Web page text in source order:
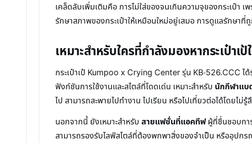
เคล็ดลับเพิ่มเติมคือ การไม่ใส่ของจนเกินความจุของกระเป๋า
รักษาสภาพของกระเป๋าให้เหมือนใหม่อยู่เสมอ การดูแลรักษา
เหมาะสำหรับใครที่กำลังมองหากระเป๋าเป้
กระเป๋าเป้ Kumpoo x Crying Center รุ่น KB-526.CCC
ฟังก์ชันการใช้งานและสไตล์ที่โดดเด่น เหมาะสำหรับ นักกีฬาแบ
ไป สามารถสะพายไปทำงาน ไปเรียน หรือไปเที่ยวต่อได้โดยไม่รู้
นอกจากนี้ ยังเหมาะสำหรับ สายแฟชั่นที่แอคทีฟผู้ที่ชื่นชอบกา
สามารถรองรับไลฟ์สไตล์ที่ต้องพกพาสิ่งของจำเป็น หรืออุปก